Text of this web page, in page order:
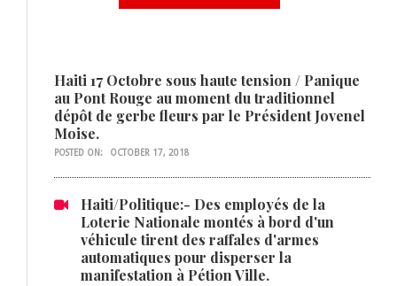
Haiti 17 Octobre sous haute tension / Panique
au Pont Rouge au moment du traditionnel
dépôt de gerbe fleurs par le Président Jovenel
Moise.
POSTED ON: OCTOBER 17, 2018
Haiti/Politique:- Des employés de la
Loterie Nationale montés à bord d'un
véhicule tirent des raffales d'armes
automatiques pour disperser la
manifestation à Pétion Ville.